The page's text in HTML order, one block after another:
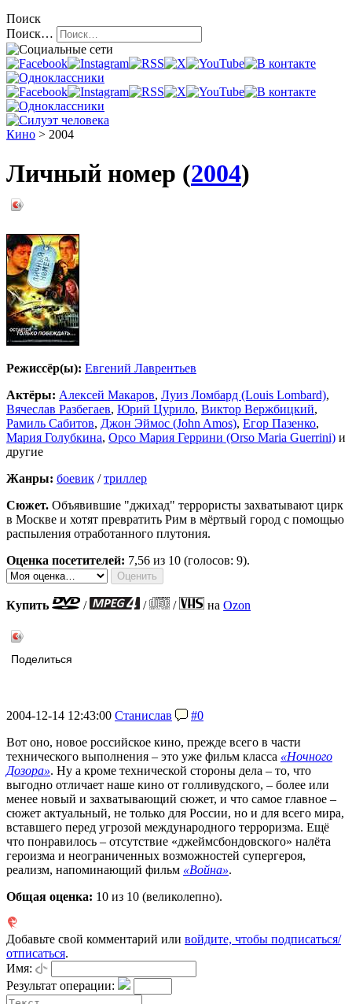
Поиск
Поиск…
Кино > 2004
Личный номер (2004)
Режиссёр(ы): Евгений Лаврентьев
Актёры: Алексей Макаров, Луиз Ломбард (Louis Lombard),
Вячеслав Разбегаев, Юрий Цурило, Виктор Вержбицкий,
Рамиль Сабитов, Джон Эймос (John Amos), Егор Пазенко,
Мария Голубкина, Орсо Мария Геррини (Orso Maria Guerrini) и
другие
Жанры: боевик /триллер
Сюжет. Объявившие "джихад" террористы захватывают цирк
в Москве и хотят превратить Рим в мёртвый город с помощью
распыления отработанного плутония.
Оценка посетителей: 7,56 из 10 (голосов: 9).
Купить / / / наOzon
Поделиться
2004-12-14 12:43:00 Станислав
#0
Вот оно, новое российское кино, прежде всего в части
технического выполнения – это уже фильм класса «Ночного
Дозора». Ну а кроме технической стороны дела – то, что
выгодно отличает наше кино от голливудского, – более или
менее новый и захватывающий сюжет, и что самое главное –
сюжет актуальный, не только для России, но и для всего мира,
вставшего перед угрозой международного терроризма. Ещё
что понравилось – отсутствие «джеймсбондовского» налёта
героизма и неограниченных возможностей супергероя,
реализм, напоминающий фильм «Война».
Общая оценка: 10 из 10 (великолепно).
Добавьте свой комментарий или войдите, чтобы подписаться/
отписаться.
Имя:
Результат операции: